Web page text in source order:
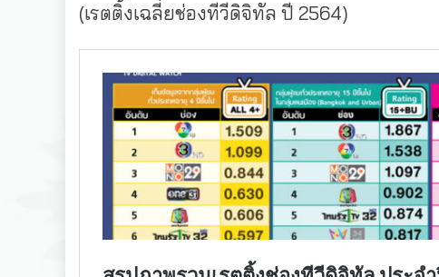
(เรตติ้งเฉลี่ยช่องทีวีดิจิทัล ปี 2564)